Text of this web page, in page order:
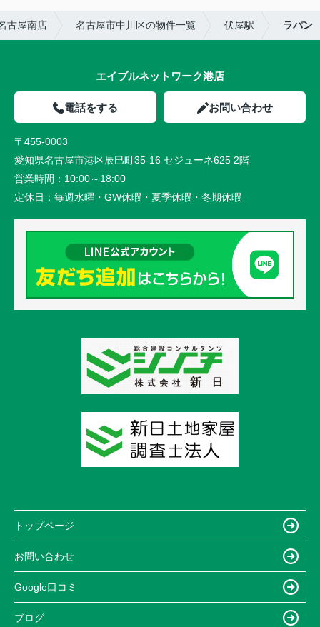
古屋南店 名古屋市中川区の物件一覧 伏屋駅 ラパン
エイブルネットワーク港店
電話をする お問い合わせ
〒455-0003
愛知県名古屋市港区辰巳町35-16 セジューネ625 2階
営業時間： 10:00～18:00
定休日： 毎週水曜・GW休暇・夏季休暇・冬期休暇
トップページ
お問い合わせ
Google口コミ
ブログ